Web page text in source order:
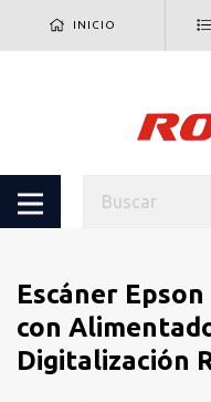
INICIO
Escáner
con
Digitalización